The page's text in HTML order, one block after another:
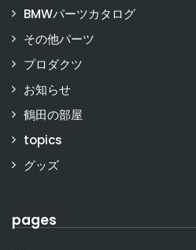
BMWパーツカタログ
その他パーツ
プロダクツ
お知らせ
鶴田の部屋
topics
グッズ
pages